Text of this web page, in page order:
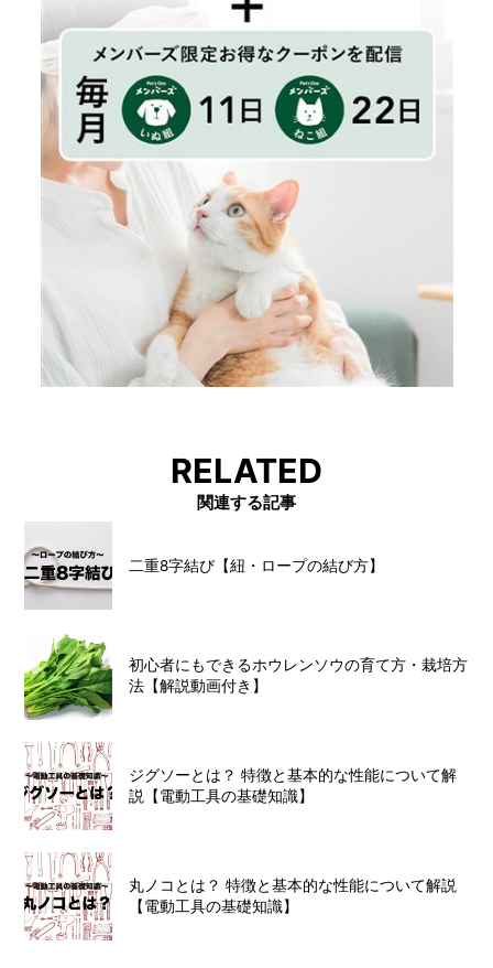
RELATED
関連する記事
二重8字結び【紐・ロープの結び方】
初心者にもできるホウレンソウの育て方・栽培方
法【解説動画付き】
ジグソーとは？ 特徴と基本的な性能について解
説【電動工具の基礎知識】
丸ノコとは？ 特徴と基本的な性能について解説
【電動工具の基礎知識】